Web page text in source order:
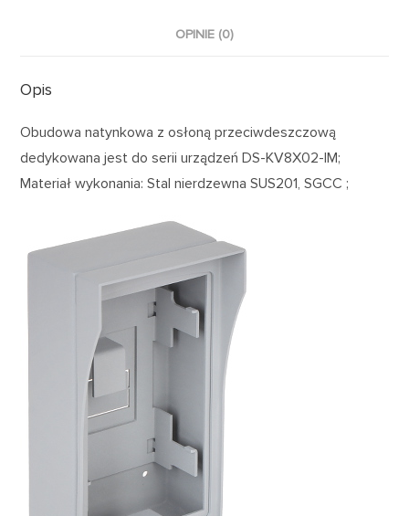
OPINIE (0)
Opis
Obudowa natynkowa z osłoną przeciwdeszczową
dedykowana jest do serii urządzeń DS-KV8X02-IM;
Materiał wykonania: Stal nierdzewna SUS201, SGCC ;